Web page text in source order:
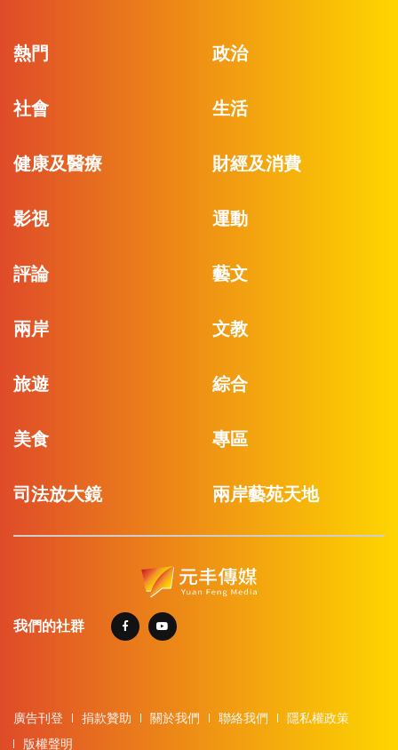
熱門 政治
社會 生活
健康及醫療 財經及消費
影視 運動
評論 藝文
兩岸 文教
旅遊 綜合
美食 專區
司法放大鏡 兩岸藝苑天地
我們的社群
廣告刊登 捐款贊助 關於我們 聯絡我們
隱私權政策
版權聲明